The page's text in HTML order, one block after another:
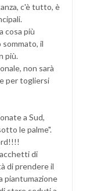
c'è tutto, è
cosa più
il
più.
non sarà
per togliersi
a Sud,
le palme".
di
di prendere il
piantumazione